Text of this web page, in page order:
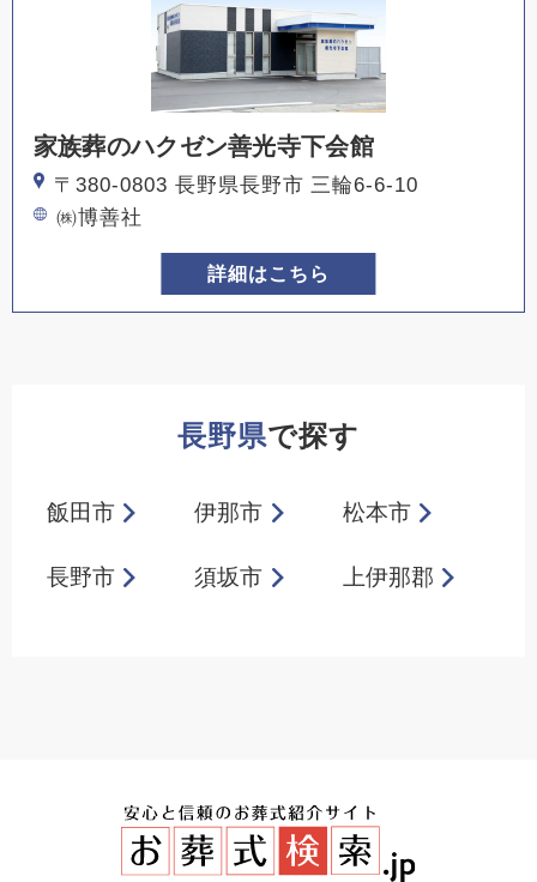
家族葬のハクゼン善光寺下会館
〒380-0803 長野県長野市 三輪6-6-10
㈱博善社
詳細はこちら
長野県で探す
飯田市 伊那市 松本市
長野市 須坂市 上伊那郡